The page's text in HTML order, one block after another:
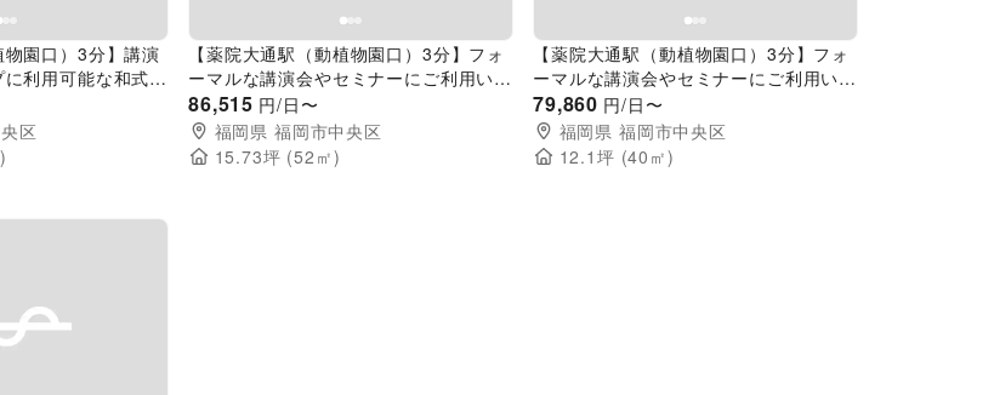
物園口）3分】講演
利用可能な和式の
区
【薬院大通駅（動植物園口）3分】フォ
ーマルな講演会やセミナーにご利用いた
だける和のイベントスペース
86,515 円/日〜
福岡県 福岡市中央区
15.73坪 (52 ㎡)
【薬院大通駅（動植物園口）3分】フォ
ーマルな講演会やセミナーにご利用いた
だける和のイベントスペース
79,860 円/日〜
福岡県 福岡市中央区
12.1 坪 (40 ㎡)